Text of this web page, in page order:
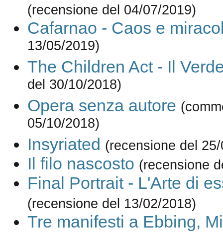
(recensione del 04/07/2019)
Cafarnao - Caos e
13/05/2019)
The Children Act - Il
del 30/10/2018)
Opera senza autore
05/10/2018)
Insyriated (recensione del
Il filo nascosto (recensione
Final Portrait - L'Arte di
(recensione del 13/02/2018)
Tre manifesti a Ebbing,